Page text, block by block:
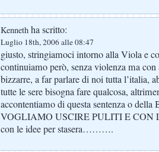
Kenneth ha scritto:
Luglio 18th, 2006 alle 08:47
giusto, stringiamoci intorno alla Viola e
continuiamo però, senza violenza ma con
bizzarre, a far parlare di noi tutta l’italia,
tutte le sere bisogna fare qualcosa,
accontentiamo di questa sentenza o della
VOGLIAMO USCIRE PULITI E CON
con le idee per stasera……….